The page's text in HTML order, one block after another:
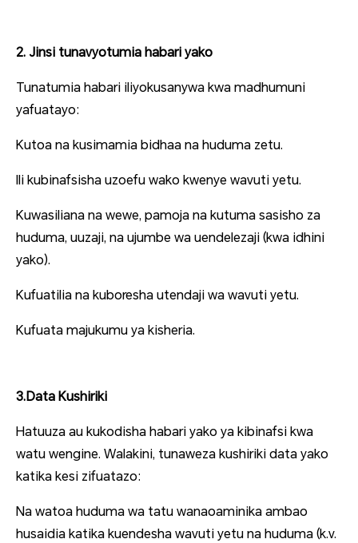
2. Jinsi tunavyotumia habari yako
Tunatumia habari iliyokusanywa kwa madhumuni
yafuatayo:
Kutoa na kusimamia bidhaa na huduma zetu.
Ili kubinafsisha uzoefu wako kwenye wavuti yetu.
Kuwasiliana na wewe, pamoja na kutuma sasisho za
huduma, uuzaji, na ujumbe wa uendelezaji (kwa idhini
yako).
Kufuatilia na kuboresha utendaji wa wavuti yetu.
Kufuata majukumu ya kisheria.
3.Data Kushiriki
Hatuuza au kukodisha habari yako ya kibinafsi kwa
watu wengine. Walakini, tunaweza kushiriki data yako
katika kesi zifuatazo:
Na watoa huduma wa tatu wanaoaminika ambao
husaidia katika kuendesha wavuti yetu na huduma (k.v.